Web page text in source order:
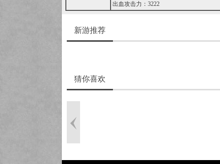
出血攻击力：3222
新游推荐
猜你喜欢